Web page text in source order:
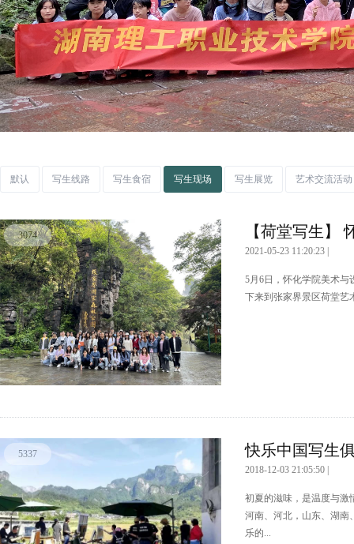
默认 写生线路 写生食宿 写生现场 写生展览 艺术交流活动
【荷堂写生】
2021-05-23 11:20:23 |
5月6日，怀化学院美术与
下来到张家界景区荷堂艺
3074
快乐中国写生
2018-12-03 21:05:50 |
初夏的滋味，是温度与激
河南、河北，山东、湖南
乐的...
5337